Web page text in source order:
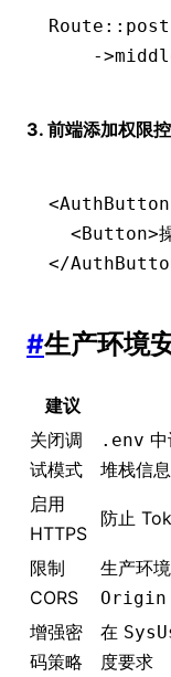
Route :: post
    ->
3. 前端添加权限
<AuthButton
  <
Button>
</
#生产环境
建议
关闭调
试模式
.env
堆栈信息
启用
HTTPS
防止
限制
CORS
生产环
Origin
增强密
码策略
在
度要求